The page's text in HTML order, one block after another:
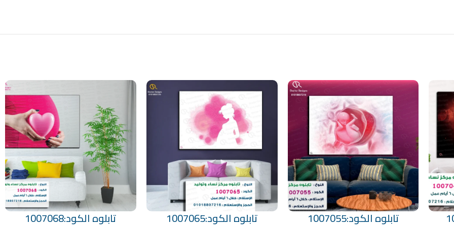
تحديد أحد الخيارات
تابلوه الكود:1007055 تحديد أحد الخيارات
تابلوه الكود:1007065 تحديد أحد الخيارات
تابلوه الكود:1007068